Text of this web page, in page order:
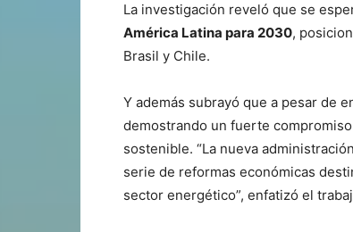
La investigación reveló que se
América Latina para 2030,
Brasil y Chile.
Y además subrayó que a pesar de
demostrando un fuerte
sostenible. “La nueva
serie de reformas económicas
sector energético”, enfatizó el